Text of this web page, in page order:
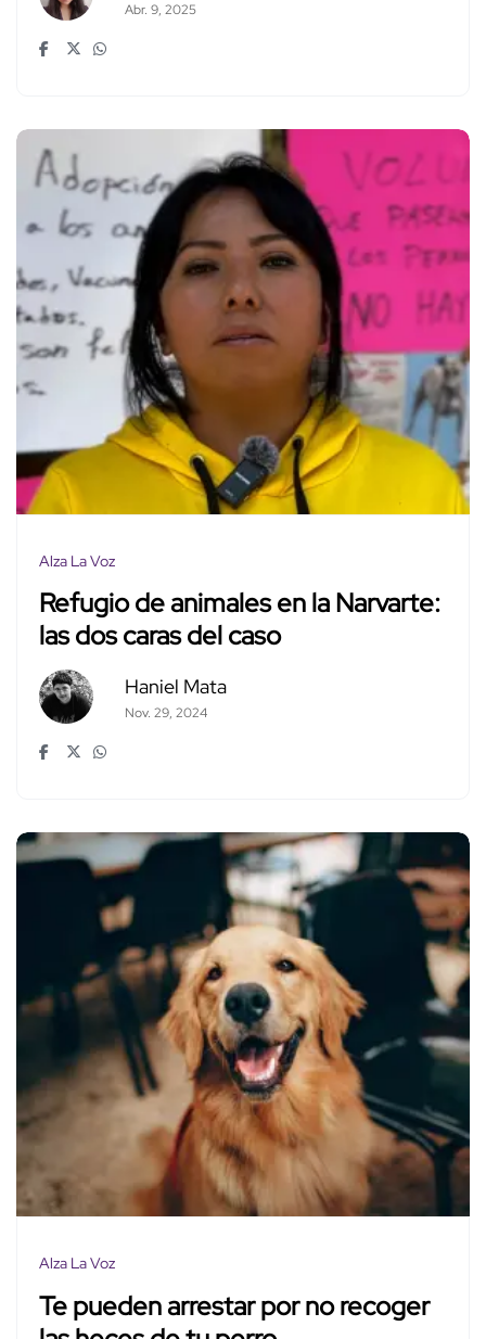
Abr. 9, 2025
Alza La Voz
Refugio de animales en la Narvarte:
las dos caras del caso
Haniel Mata
Nov. 29, 2024
Alza La Voz
Te pueden arrestar por no recoger